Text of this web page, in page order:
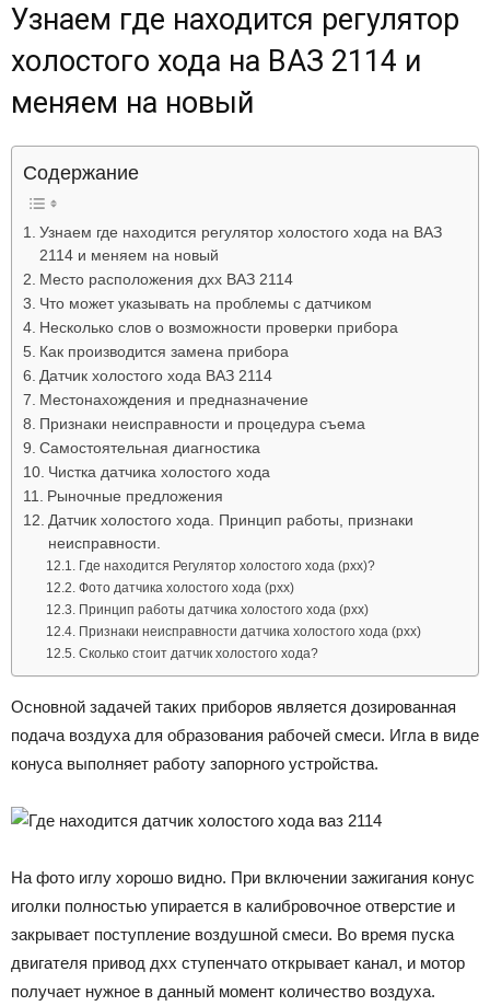
Лада
Узнаем где находится регулятор
холостого хода на ВАЗ 2114 и
меняем на новый
Содержание
Узнаем где находится регулятор холостого хода на ВАЗ
2114 и меняем на новый
Место расположения дхх ВАЗ 2114
Что может указывать на проблемы с датчиком
Несколько слов о возможности проверки прибора
Как производится замена прибора
Датчик холостого хода ВАЗ 2114
Местонахождения и предназначение
Признаки неисправности и процедура съема
Самостоятельная диагностика
Чистка датчика холостого хода
Рыночные предложения
Датчик холостого хода. Принцип работы, признаки
неисправности.
Где находится Регулятор холостого хода (рхх)?
Фото датчика холостого хода (рхх)
Принцип работы датчика холостого хода (рхх)
Признаки неисправности датчика холостого хода (рхх)
Сколько стоит датчик холостого хода?
Основной задачей таких приборов является дозированная
подача воздуха для образования рабочей смеси. Игла в виде
конуса выполняет работу запорного устройства.
На фото иглу хорошо видно. При включении зажигания конус
иголки полностью упирается в калибровочное отверстие и
закрывает поступление воздушной смеси. Во время пуска
двигателя привод дхх ступенчато открывает канал, и мотор
получает нужное в данный момент количество воздуха.